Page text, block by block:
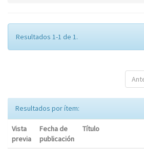
Resultados 1-1 de 1.
Resultados por ítem:
Vista
previa
Fecha de
publicación
Título